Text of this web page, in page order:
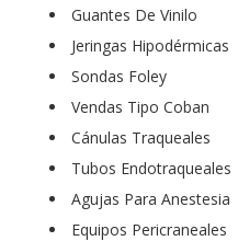
Guantes De Vinilo
Jeringas Hipodérmicas
Sondas Foley
Vendas Tipo Coban
Cánulas Traqueales
Tubos Endotraqueales
Agujas Para Anestesia
Equipos Pericraneales